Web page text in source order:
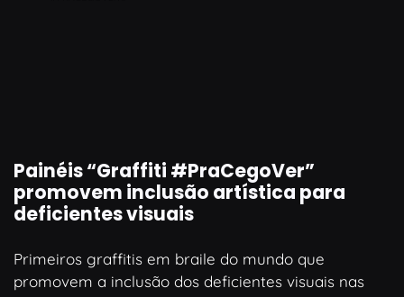
Painéis “Graffiti #PraCegoVer”
promovem inclusão artística para
deficientes visuais
Primeiros graffitis em braile do mundo que
promovem a inclusão dos deficientes visuais nas